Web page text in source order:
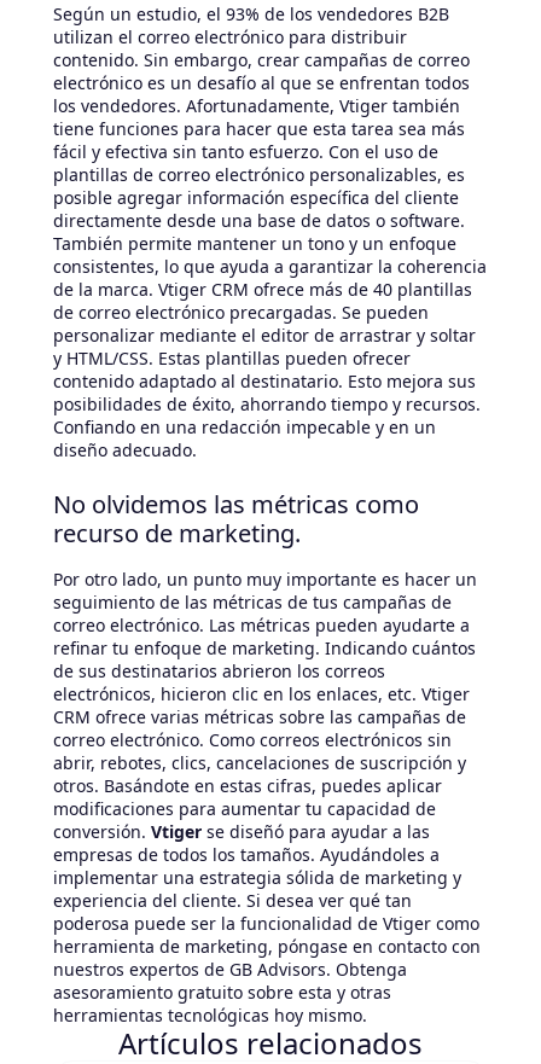
Según un estudio, el 93% de los vendedores B2B
utilizan el correo electrónico para distribuir
contenido. Sin embargo, crear campañas de correo
electrónico es un desafío al que se enfrentan todos
los vendedores. Afortunadamente, Vtiger también
tiene funciones para hacer que esta tarea sea más
fácil y efectiva sin tanto esfuerzo. Con el uso de
plantillas de correo electrónico personalizables, es
posible agregar información específica del cliente
directamente desde una base de datos o software.
También permite mantener un tono y un enfoque
consistentes, lo que ayuda a garantizar la coherencia
de la marca. Vtiger CRM ofrece más de 40 plantillas
de correo electrónico precargadas. Se pueden
personalizar mediante el editor de arrastrar y soltar
y HTML/CSS. Estas plantillas pueden ofrecer
contenido adaptado al destinatario. Esto mejora sus
posibilidades de éxito, ahorrando tiempo y recursos.
Confiando en una redacción impecable y en un
diseño adecuado.
No olvidemos las métricas como
recurso de marketing.
Por otro lado, un punto muy importante es hacer un
seguimiento de las métricas de tus campañas de
correo electrónico. Las métricas pueden ayudarte a
refinar tu enfoque de marketing. Indicando cuántos
de sus destinatarios abrieron los correos
electrónicos, hicieron clic en los enlaces, etc. Vtiger
CRM ofrece varias métricas sobre las campañas de
correo electrónico. Como correos electrónicos sin
abrir, rebotes, clics, cancelaciones de suscripción y
otros. Basándote en estas cifras, puedes aplicar
modificaciones para aumentar tu capacidad de
conversión. Vtiger se diseñó para ayudar a las
empresas de todos los tamaños. Ayudándoles a
implementar una estrategia sólida de marketing y
experiencia del cliente. Si desea ver qué tan
poderosa puede ser la funcionalidad de Vtiger como
herramienta de marketing, póngase en contacto con
nuestros expertos de GB Advisors. Obtenga
asesoramiento gratuito sobre esta y otras
herramientas tecnológicas hoy mismo.
Artículos relacionados